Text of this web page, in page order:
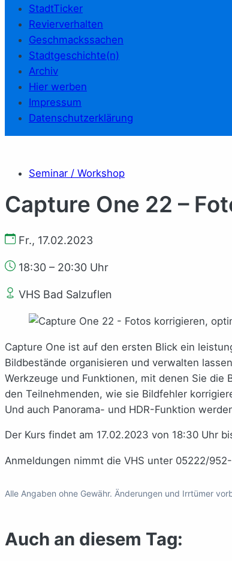
StadtTicker
Revierverhalten
Geschmackssachen
Stadtgeschichte(n)
Archiv
Hier werben
Impressum
Datenschutzerklärung
Seminar / Workshop
Capture One 22 –
Fr., 17.02.2023
18:30 – 20:30 Uhr
VHS Bad Salzuflen
Capture One ist auf den ersten Blick ein
Bildbestände organisieren und verwalten
Werkzeuge und Funktionen, mit denen Sie die
den Teilnehmenden, wie sie Bildfehler
Und auch Panorama- und HDR-Funktion
Der Kurs findet am 17.02.2023 von 18:30 Uhr
Anmeldungen nimmt die VHS unter 05222/
Alle Angaben ohne Gewähr. Änderungen und Irrtümer
Auch an diesem Tag: